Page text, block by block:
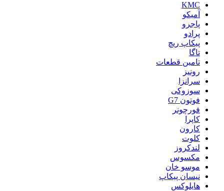
KMC
آمیکو
پاجرو
پرادو
پیکاپ ریچ
تاگا
تامین قطعات
رونیز
سرانزا
سوزوکی
فوتون G7
فورچونر
کاپرا
کارون
کلوت
لندکروز
مکسوس
موسو خان
نیسان پیکاپ
هایلوکس